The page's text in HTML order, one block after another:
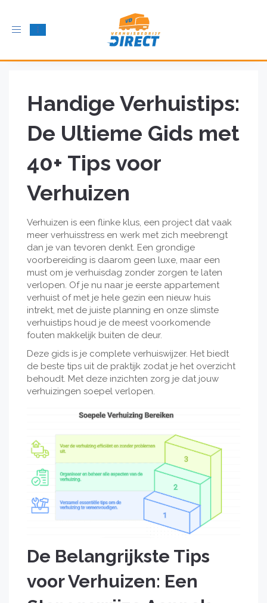
Schakel
Handige Verhuistips:
De Ultieme Gids met
40+ Tips voor
Verhuizen
Verhuizen is een flinke klus, een project dat vaak
meer verhuisstress en werk met zich meebrengt
dan je van tevoren denkt. Een grondige
voorbereiding is daarom geen luxe, maar een
must om je verhuisdag zonder zorgen te laten
verlopen. Of je nu naar je eerste appartement
verhuist of met je hele gezin een nieuw huis
intrekt, met de juiste planning en onze slimste
verhuistips houd je de meest voorkomende
fouten makkelijk buiten de deur.
Deze gids is je complete verhuiswijzer. Het biedt
de beste tips uit de praktijk zodat je het overzicht
behoudt. Met deze inzichten zorg je dat jouw
verhuizingen soepel verlopen.
De Belangrijkste Tips
voor Verhuizen: Een